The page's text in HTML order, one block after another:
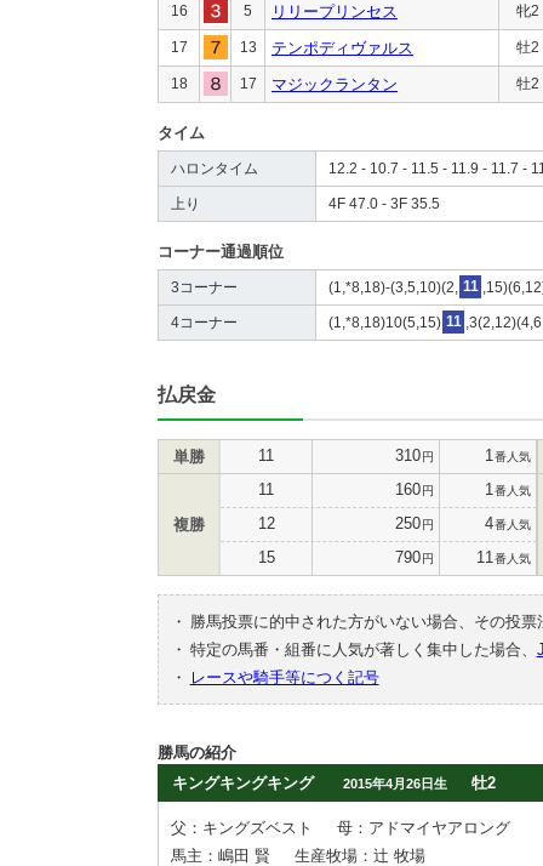
16 5 リリープリンセス 牝2
17 13 テンポディヴァルス 牡2
18 17 マジックランタン 牡2
タイム
ハロンタイム 12.2 - 10.7 - 11.5 - 11.9 - 11.7 -
上り 4F 47.0 - 3F 35.5
コーナー通過順位
3コーナー (1,*8,18)-(3,5,10)(2, 11
4コーナー (1,*8,18)10(5,15) 11
払戻金
単勝 11 310円 1 番人気
複勝
11 160円 1 番人気
12 250円 4番人気
15 790円 11 番人気
・
勝馬投票に的中された方がいない場合、その投
・ 特定の馬番・組番に人気が著しく集中した場合、
・
レースや騎手等につく記号
勝馬の紹介
キングキングキング
2015年4月26日生 牡2
父：キングズベスト
母：アドマイヤアロング
馬主：嶋田 賢
生産牧場：辻 牧場